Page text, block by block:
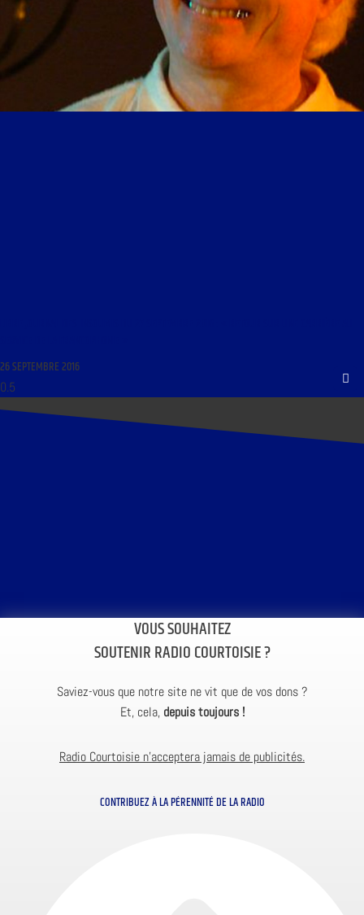
26 SEPTEMBRE 2016
VOUS SOUHAITEZ
SOUTENIR RADIO COURTOISIE ?
Saviez-vous que notre site ne vit que de vos dons ?
Et, cela, depuis toujours !
Radio Courtoisie n’acceptera jamais de publicités.
CONTRIBUEZ À LA PÉRENNITÉ DE LA RADIO